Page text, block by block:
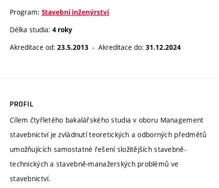
Program: Stavební inženýrství
Délka studia: 4 roky
Akreditace od: 23.5.2013 Akreditace do: 31.12.2024
PROFIL
Cílem čtyřletého bakalářského studia v oboru Management
stavebnictví je zvládnutí teoretických a odborných předmětů
umožňujících samostatné řešení složitějších stavebně-
technických a stavebně-manažerských problémů ve
stavebnictví.